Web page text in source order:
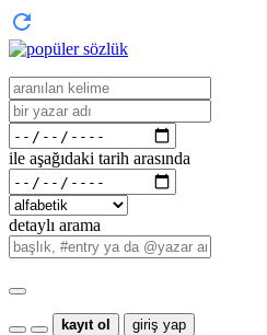
ile aşağıdaki tarih arasında
detaylı arama
kayıt ol giriş yap